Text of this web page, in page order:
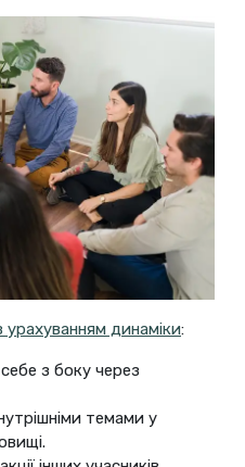
урахуванням динаміки:
з боку через
темами у